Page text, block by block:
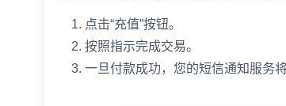
点击“充值”按钮。
按照指示完成交易。
一旦付款成功，您的短信通知服务将